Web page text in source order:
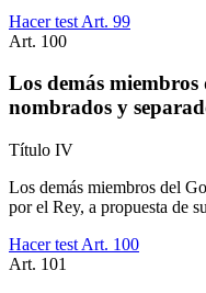
Hacer test Art. 99
Art. 100
Los demás
nombrados y
Título IV
Los demás miembros del
por el Rey, a propuesta de
Hacer test Art. 100
Art. 101